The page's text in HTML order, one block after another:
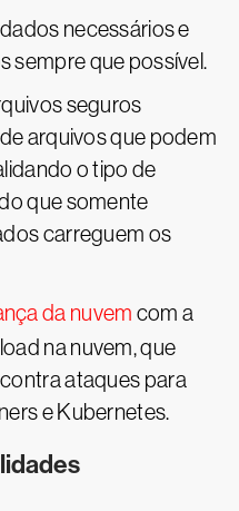
necessários e
sempre que possível.
seguros
arquivos que podem
o tipo de
que somente
carreguem os
da nuvem com a
na nuvem, que
ataques para
e Kubernetes.